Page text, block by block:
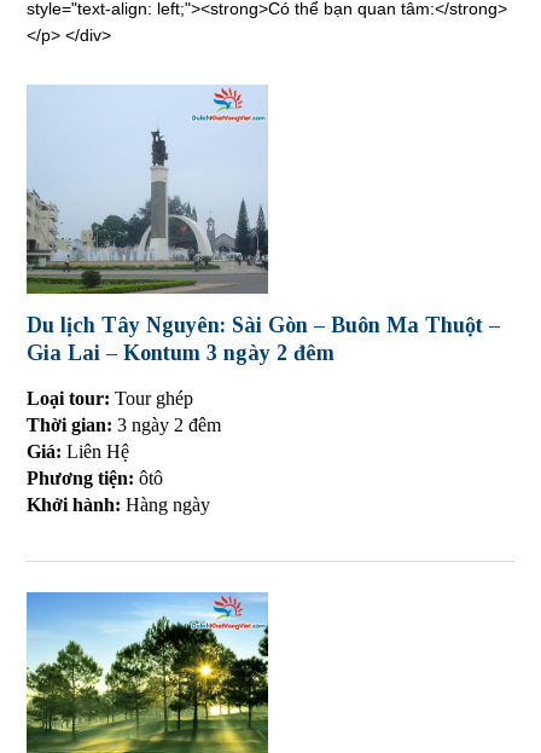
style="text-align: left;"><strong>Có thể bạn quan tâm:</strong>
</p> </div>
Du lịch Tây Nguyên: Sài Gòn – Buôn Ma Thuột –
Gia Lai – Kontum 3 ngày 2 đêm
Loại tour: Tour ghép
Thời gian: 3 ngày 2 đêm
Giá:Liên Hệ
Phương tiện: ôtô
Khởi hành: Hàng ngày